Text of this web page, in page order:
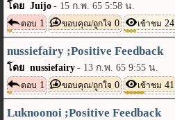
โดย Juijo - 15 ก.พ. 65 5:58 น.
ตอบ 1 ขอบคุณ/ถูกใจ 0 เข้าชม 24
nussiefairy ;Positive Feedback
โดย nussiefairy - 13 ก.พ. 65 9:55 น.
ตอบ 1 ขอบคุณ/ถูกใจ 0 เข้าชม 41
Luknoonoi ;Positive Feedback